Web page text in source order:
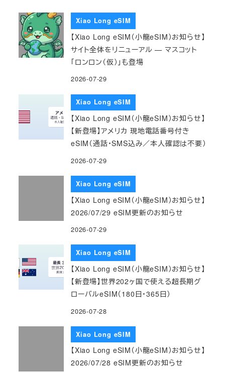
Xiao Long eSIM
【Xiao Long eSIM（小龍eSIM）お知らせ】
サイト全体をリニューアル — マスコット
「ロンロン（仮）」も登場
2026-07-29
Xiao Long eSIM
【Xiao Long eSIM（小龍eSIM）お知らせ】
【新登場】アメリカ 現地電話番号付き
eSIM（通話・SMS込み／本人確認は不要）
2026-07-29
Xiao Long eSIM
【Xiao Long eSIM（小龍eSIM）お知らせ】
2026/07/29 eSIM更新のお知らせ
2026-07-29
Xiao Long eSIM
【Xiao Long eSIM（小龍eSIM）お知らせ】
【新登場】世界202ヶ国で使える超長期グ
ローバルeSIM（180日・365日）
2026-07-28
Xiao Long eSIM
【Xiao Long eSIM（小龍eSIM）お知らせ】
2026/07/28 eSIM更新のお知らせ